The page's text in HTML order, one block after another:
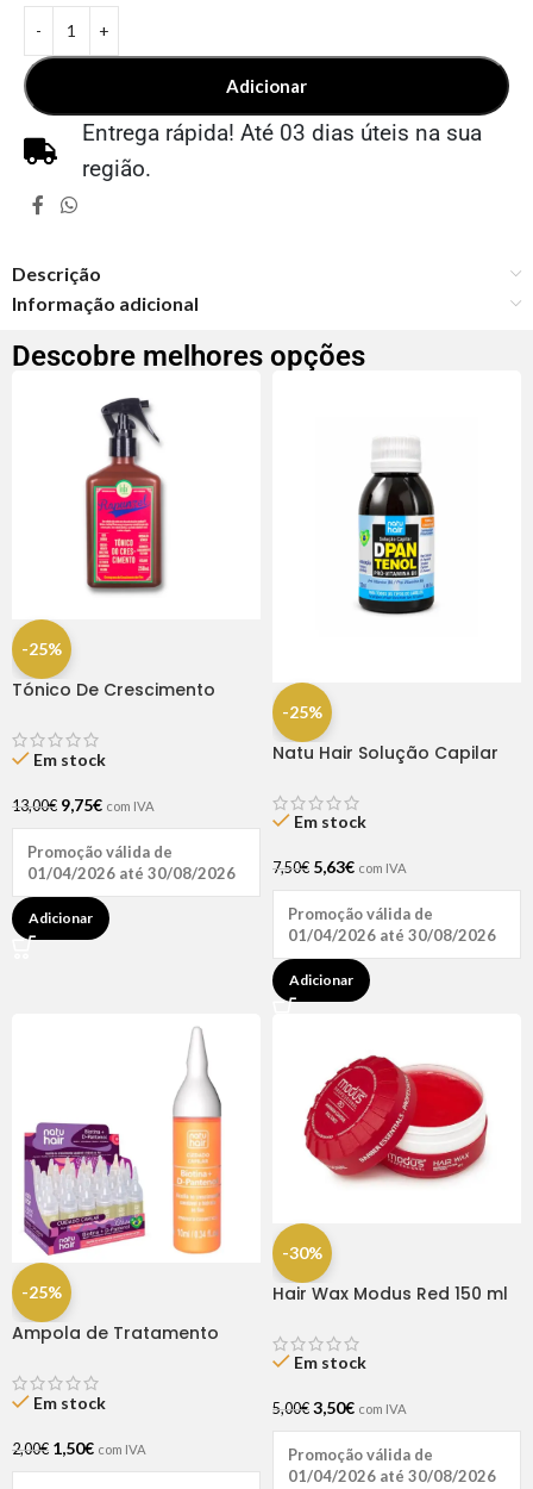
Adicionar
Entrega rápida! Até 03 dias úteis na sua
região.
Descrição
Informação adicional
Descobre melhores opções
-25%
Tónico De Crescimento
Em stock
13,00€ 9,75€ com IVA
Promoção válida de
01/04/2026 até 30/08/2026
Adicionar
-25%
Natu Hair Solução Capilar
Em stock
7,50€ 5,63€ com IVA
Promoção válida de
01/04/2026 até 30/08/2026
Adicionar
-25%
Ampola de Tratamento
Hair (1 UNIDADE)
Em stock
2,00€ 1,50€ com IVA
-30%
Hair Wax Modus Red 150 ml
Em stock
5,00€ 3,50€ com IVA
Promoção válida de
01/04/2026 até 30/08/2026